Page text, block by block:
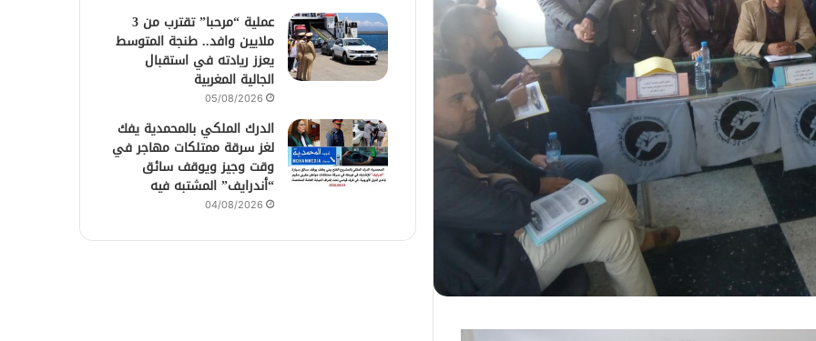
عملية “مرحبا” تقترب من 3
ملايين وافد.. طنجة المتوسط
يعزز ريادته في استقبال
الجالية المغربية
05/08/2026
الدرك الملكي بالمحمدية يفك
لغز سرقة ممتلكات مهاجر في
وقت وجيز ويوقف سائق
“أندرايف” المشتبه فيه
04/08/2026